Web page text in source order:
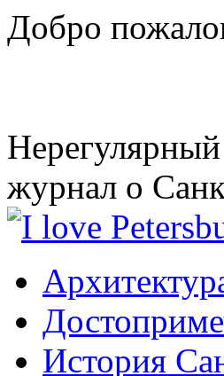
Добро
журнал о
История